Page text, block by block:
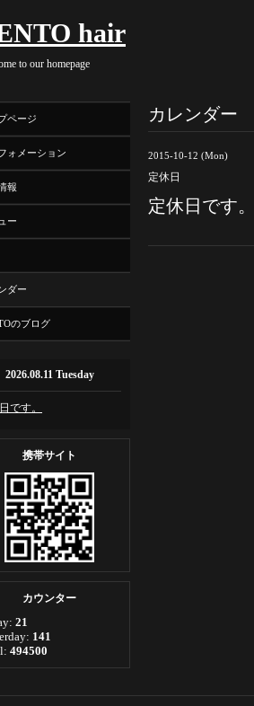
hair
to our homepage
カレンダー
2015-10-12 (Mon)
定休日
定休日です
ページ
ォメーション
報
ー
ダー
のブログ
2026.08.11 Tuesday
です。
携帯サイト
カウンター
21
141
494500